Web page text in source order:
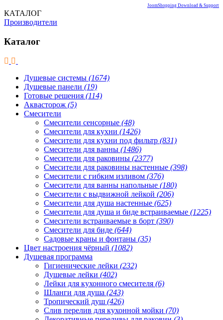
JoomShopping Download & Support
КАТАЛОГ
Производители
Каталог
Душевые системы (1674)
Душевые панели (19)
Готовые решения (114)
Аквасторож (5)
Смесители
Смесители сенсорные (48)
Смесители для кухни (1426)
Смесители для кухни под фильтр (831)
Смесители для ванны (1486)
Смесители для раковины (2377)
Смесители для раковины настенные (398)
Смесители с гибким изливом (376)
Смесители для ванны напольные (180)
Смесители с выдвижной лейкой (206)
Смесители для душа настенные (625)
Смесители для душа и биде встраиваемые (1225)
Смесители встраиваемые в борт (390)
Смесители для биде (644)
Садовые краны и фонтаны (35)
Цвет настроения чёрный (1082)
Душевая программа
Гигиенические лейки (232)
Душевые лейки (402)
Лейки для кухонного смесителя (6)
Шланги для душа (243)
Тропический душ (426)
Слив перелив для кухонной мойки (70)